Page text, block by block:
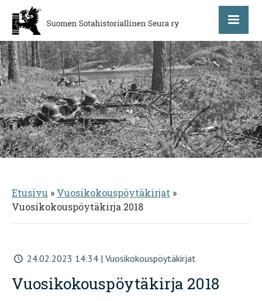
Etusivu » Vuosikokouspöytäkirjat »
Vuosikokouspöytäkirja 2018
24.02.2023 14:34 | Vuosikokouspöytäkirjat
Vuosikokouspöytäkirja 2018